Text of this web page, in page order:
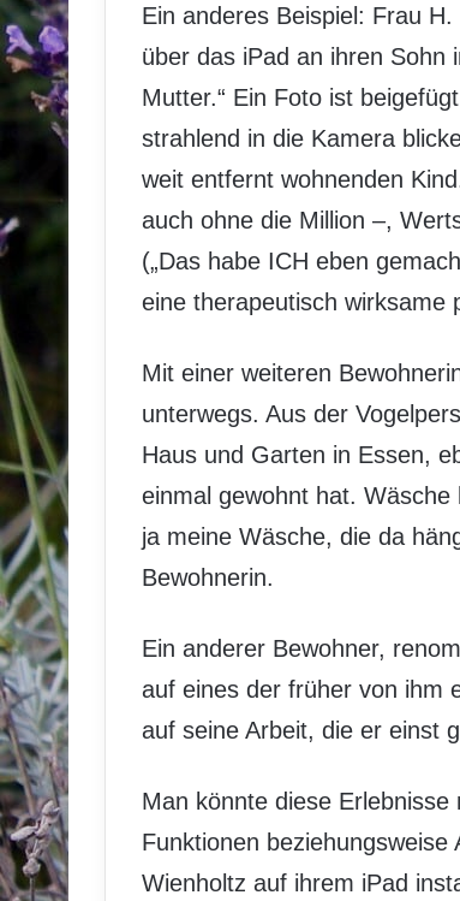
Ein anderes Beispiel: Frau
über das iPad an ihren Sohn
Mutter.“ Ein Foto ist
strahlend in die Kamera
weit entfernt wohnenden
auch ohne die Million –,
(„Das habe ICH eben
eine therapeutisch wirksame
Mit einer weiteren
unterwegs. Aus der
Haus und Garten in Essen,
einmal gewohnt hat.
ja meine Wäsche, die da
Bewohnerin.
Ein anderer Bewohner,
auf eines der früher von ihm
auf seine Arbeit, die er einst
Man könnte diese
Funktionen
Wienholtz auf ihrem iPad